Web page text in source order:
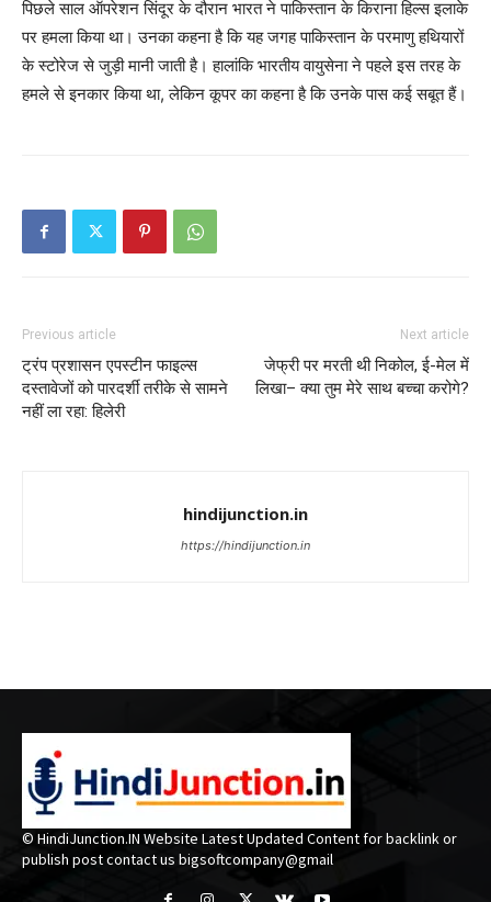
पिछले साल ऑपरेशन सिंदूर के दौरान भारत ने पाकिस्तान के किराना हिल्स इलाके
पर हमला किया था। उनका कहना है कि यह जगह पाकिस्तान के परमाणु हथियारों
के स्टोरेज से जुड़ी मानी जाती है। हालांकि भारतीय वायुसेना ने पहले इस तरह के
हमले से इनकार किया था, लेकिन कूपर का कहना है कि उनके पास कई सबूत हैं।
Previous article
ट्रंप प्रशासन एपस्टीन फाइल्स
दस्तावेजों को पारदर्शी तरीके से सामने
नहीं ला रहा: हिलेरी
Next article
जेफ्री पर मरती थी निकोल, ई-मेल में
लिखा– क्या तुम मेरे साथ बच्चा करोगे?
hindijunction.in
https://hindijunction.in
© HindiJunction.IN Website Latest Updated Content for backlink or
publish post contact us bigsoftcompany@gmail